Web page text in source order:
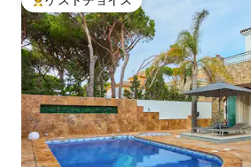
大好評のゲストチョイスです。